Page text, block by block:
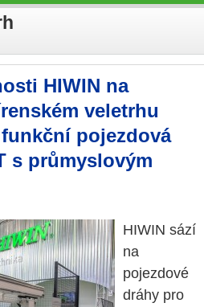
HIWIN na
veletrhu
pojezdová
s průmyslovým
HIWIN sází
na
pojezdové
dráhy pro